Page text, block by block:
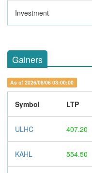
Investment
Gainers
As of 2026/08/06 03:00:00
Symbol LTP
ULHC 407.20
KAHL 554.50